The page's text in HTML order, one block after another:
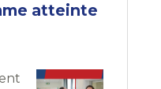
atteinte